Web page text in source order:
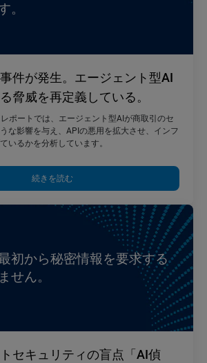
。
件が発生。エージェント型AI
脅威を再定義している。
ポートでは、エージェント型AIが商取引のセ
な影響を与え、APIの悪用を拡大させ、インフ
いるかを分析しています。
続きを読む
初から秘密情報を要求する
せん。
セキュリティの盲点「AI偵